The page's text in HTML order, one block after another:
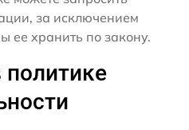
за исключением
ее хранить по закону.